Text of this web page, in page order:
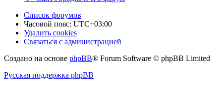
Список форумов
Часовой пояс: UTC+03:00
Удалить cookies
Связаться с администрацией
Создано на основе phpBB® Forum Software © phpBB Limited
Русская поддержка phpBB